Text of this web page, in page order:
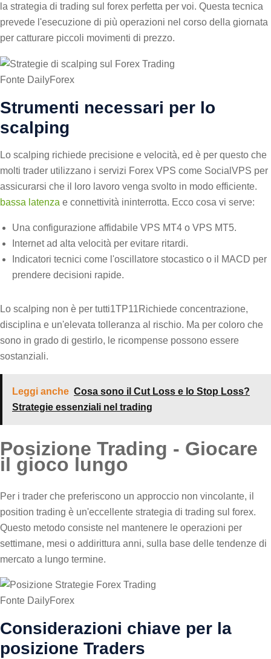
la strategia di trading sul forex perfetta per voi. Questa tecnica
prevede l'esecuzione di più operazioni nel corso della giornata
per catturare piccoli movimenti di prezzo.
Fonte DailyForex
Strumenti necessari per lo
scalping
Lo scalping richiede precisione e velocità, ed è per questo che
molti trader utilizzano i servizi Forex VPS come SocialVPS per
assicurarsi che il loro lavoro venga svolto in modo efficiente.
bassa latenza e connettività ininterrotta. Ecco cosa vi serve:
Una configurazione affidabile VPS MT4 o VPS MT5.
Internet ad alta velocità per evitare ritardi.
Indicatori tecnici come l'oscillatore stocastico o il MACD per
prendere decisioni rapide.
Lo scalping non è per tutti1TP11Richiede concentrazione,
disciplina e un'elevata tolleranza al rischio. Ma per coloro che
sono in grado di gestirlo, le ricompense possono essere
sostanziali.
Leggi anche Cosa sono il Cut Loss e lo Stop Loss?
Strategie essenziali nel trading
Posizione Trading - Giocare
il gioco lungo
Per i trader che preferiscono un approccio non vincolante, il
position trading è un'eccellente strategia di trading sul forex.
Questo metodo consiste nel mantenere le operazioni per
settimane, mesi o addirittura anni, sulla base delle tendenze di
mercato a lungo termine.
Fonte DailyForex
Considerazioni chiave per la
posizione Traders